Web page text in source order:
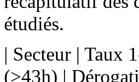
étudiés.
| Secteur | Taux
(>43h) |